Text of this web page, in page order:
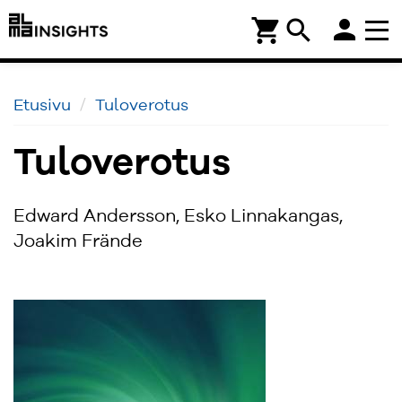
search
shopping_cart person
Etusivu Tuloverotus
Tuloverotus
Edward Andersson, Esko Linnakangas,
Joakim Frände